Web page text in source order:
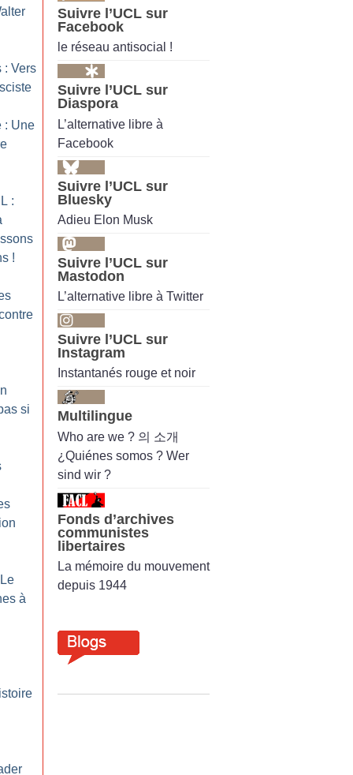
: Vers
: Une
:
!
si
à
Suivre l’UCL sur
Facebook
le réseau antisocial !
Suivre l’UCL sur
Diaspora
L’alternative libre à
Facebook
Suivre l’UCL sur
Bluesky
Adieu Elon Musk
Suivre l’UCL sur
Mastodon
L’alternative libre à Twitter
Suivre l’UCL sur
Instagram
Instantanés rouge et noir
Multilingue
Who are we ? 의 소개
¿Quiénes somos ? Wer
sind wir ?
Fonds d’archives
communistes
libertaires
La mémoire du mouvement
depuis 1944